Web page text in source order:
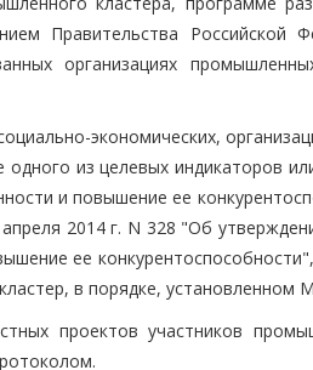
Правительства
организациях
экономических,
из целевых индикаторов
и повышение ее
2014 г. N 328 "Об
ее
в порядке, установленном
проектов участников